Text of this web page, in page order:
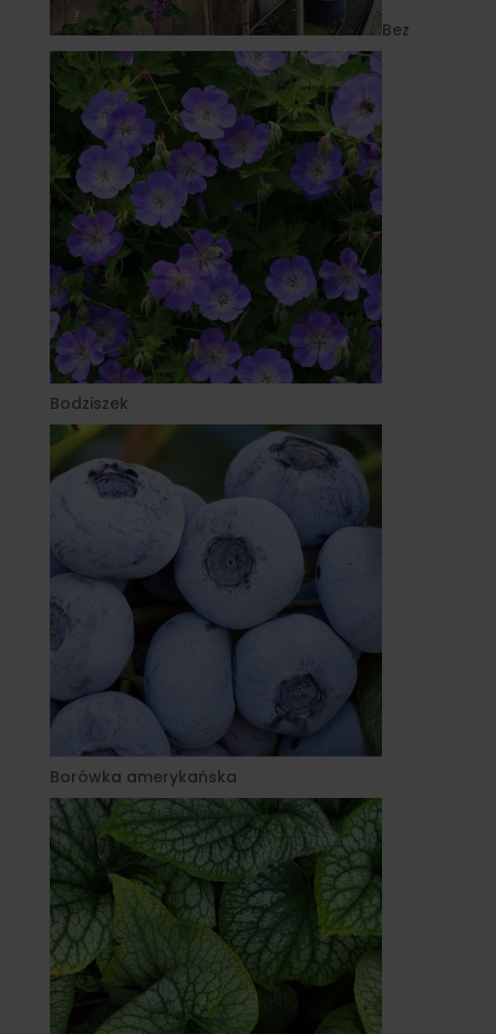
Bez
Bodziszek
Borówka amerykańska